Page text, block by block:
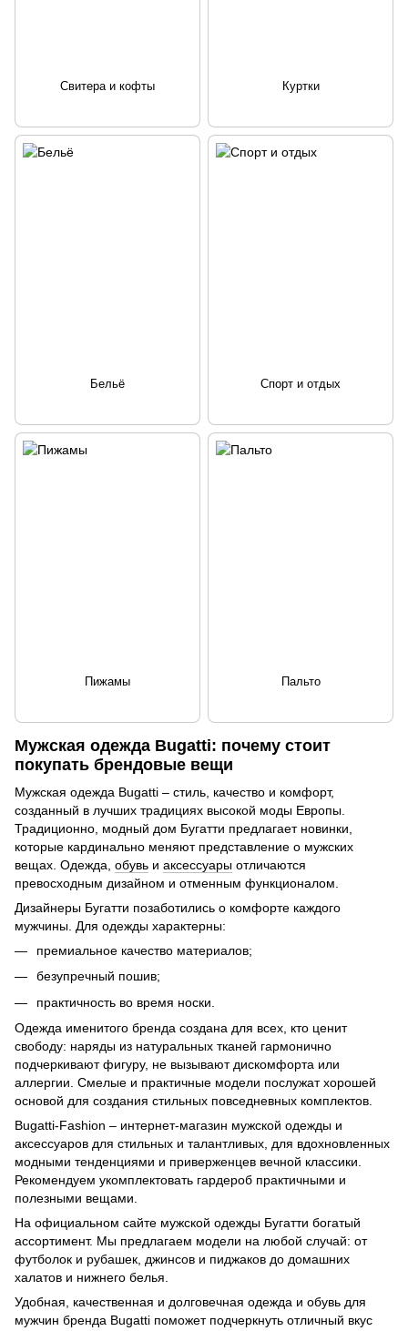
Мужская одежда Bugatti: почему стоит
покупать брендовые вещи
Мужская одежда Bugatti – стиль, качество и комфорт,
созданный в лучших традициях высокой моды Европы.
Традиционно, модный дом Бугатти предлагает новинки,
которые кардинально меняют представление о мужских
вещах. Одежда, обувь и аксессуары отличаются
превосходным дизайном и отменным функционалом.
Дизайнеры Бугатти позаботились о комфорте каждого
мужчины. Для одежды характерны:
премиальное качество материалов;
безупречный пошив;
практичность во время носки.
Одежда именитого бренда создана для всех, кто ценит
свободу: наряды из натуральных тканей гармонично
подчеркивают фигуру, не вызывают дискомфорта или
аллергии. Смелые и практичные модели послужат хорошей
основой для создания стильных повседневных комплектов.
Bugatti-Fashion – интернет-магазин мужской одежды и
аксессуаров для стильных и талантливых, для вдохновленных
модными тенденциями и приверженцев вечной классики.
Рекомендуем укомплектовать гардероб практичными и
полезными вещами.
На официальном сайте мужской одежды Бугатти богатый
ассортимент. Мы предлагаем модели на любой случай: от
футболок и рубашек, джинсов и пиджаков до домашних
халатов и нижнего белья.
Удобная, качественная и долговечная одежда и обувь для
мужчин бренда Bugatti поможет подчеркнуть отличный вкус
Свитера и кофты Куртки
Бельё Спорт и отдых
Пижамы Пальто